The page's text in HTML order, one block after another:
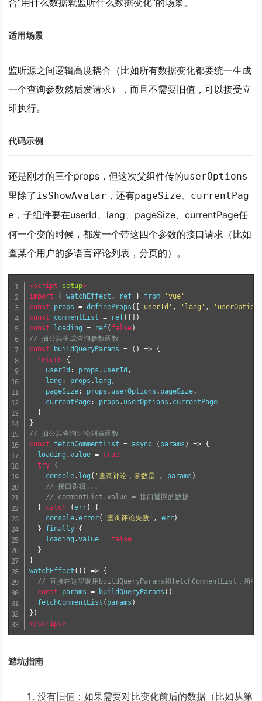
合“用什么数据就监听什么数据变化”的场景。
适用场景
监听源之间逻辑高度耦合 （比如所有数据变化都要统一生成
一个查询参数然后发请求），而且不需要旧值 ，可以接受立
即执行。
代码示例
还是刚才的三个props，但这次父组件传的userOptions
里除了isShowAvatar ，还有pageSize、 currentPag
e ，子组件要在userId、lang、pageSize、currentPage任
何一个变的时候，都发一个带这四个参数的接口请求（比如
查某个用户的多语言评论列表，分页的）。
<script setup>
import
{ watchEffect , ref } from
'vue'
const
props = defineProps ([ 'userId' , 'lang' ,
const
commentList = ref([])
const
loading = ref( false)
// 抽公共生成查询参数函数
const
buildQueryParams = () => {
return {
    userId
: props . userId ,
    lang
: props . lang ,
    pageSize
: props . userOptions . pageSize,
    currentPage
: props . userOptions . currentPage
}
}
// 抽公共查询评论列表函数
const
fetchCommentList = async ( params ) => {
  loading
.value = true
try {
    console
. log ( '查询评论，参数是' , params )
// 接口逻辑...
// commentList.value = 接口返回的数据
}
catch (err)
{
    console
.error( '查询评论失败' , err)
}
finally {
    loading
.value = false
}
}
watchEffect (() => {
// 直接在这里调用buildQueryParams和fetchCommentList，所有
const
params = buildQueryParams ()
  fetchCommentList
( params )
})
</script>
避坑指南
没有旧值 ：如果需要对比变化前后的数据（比如从第